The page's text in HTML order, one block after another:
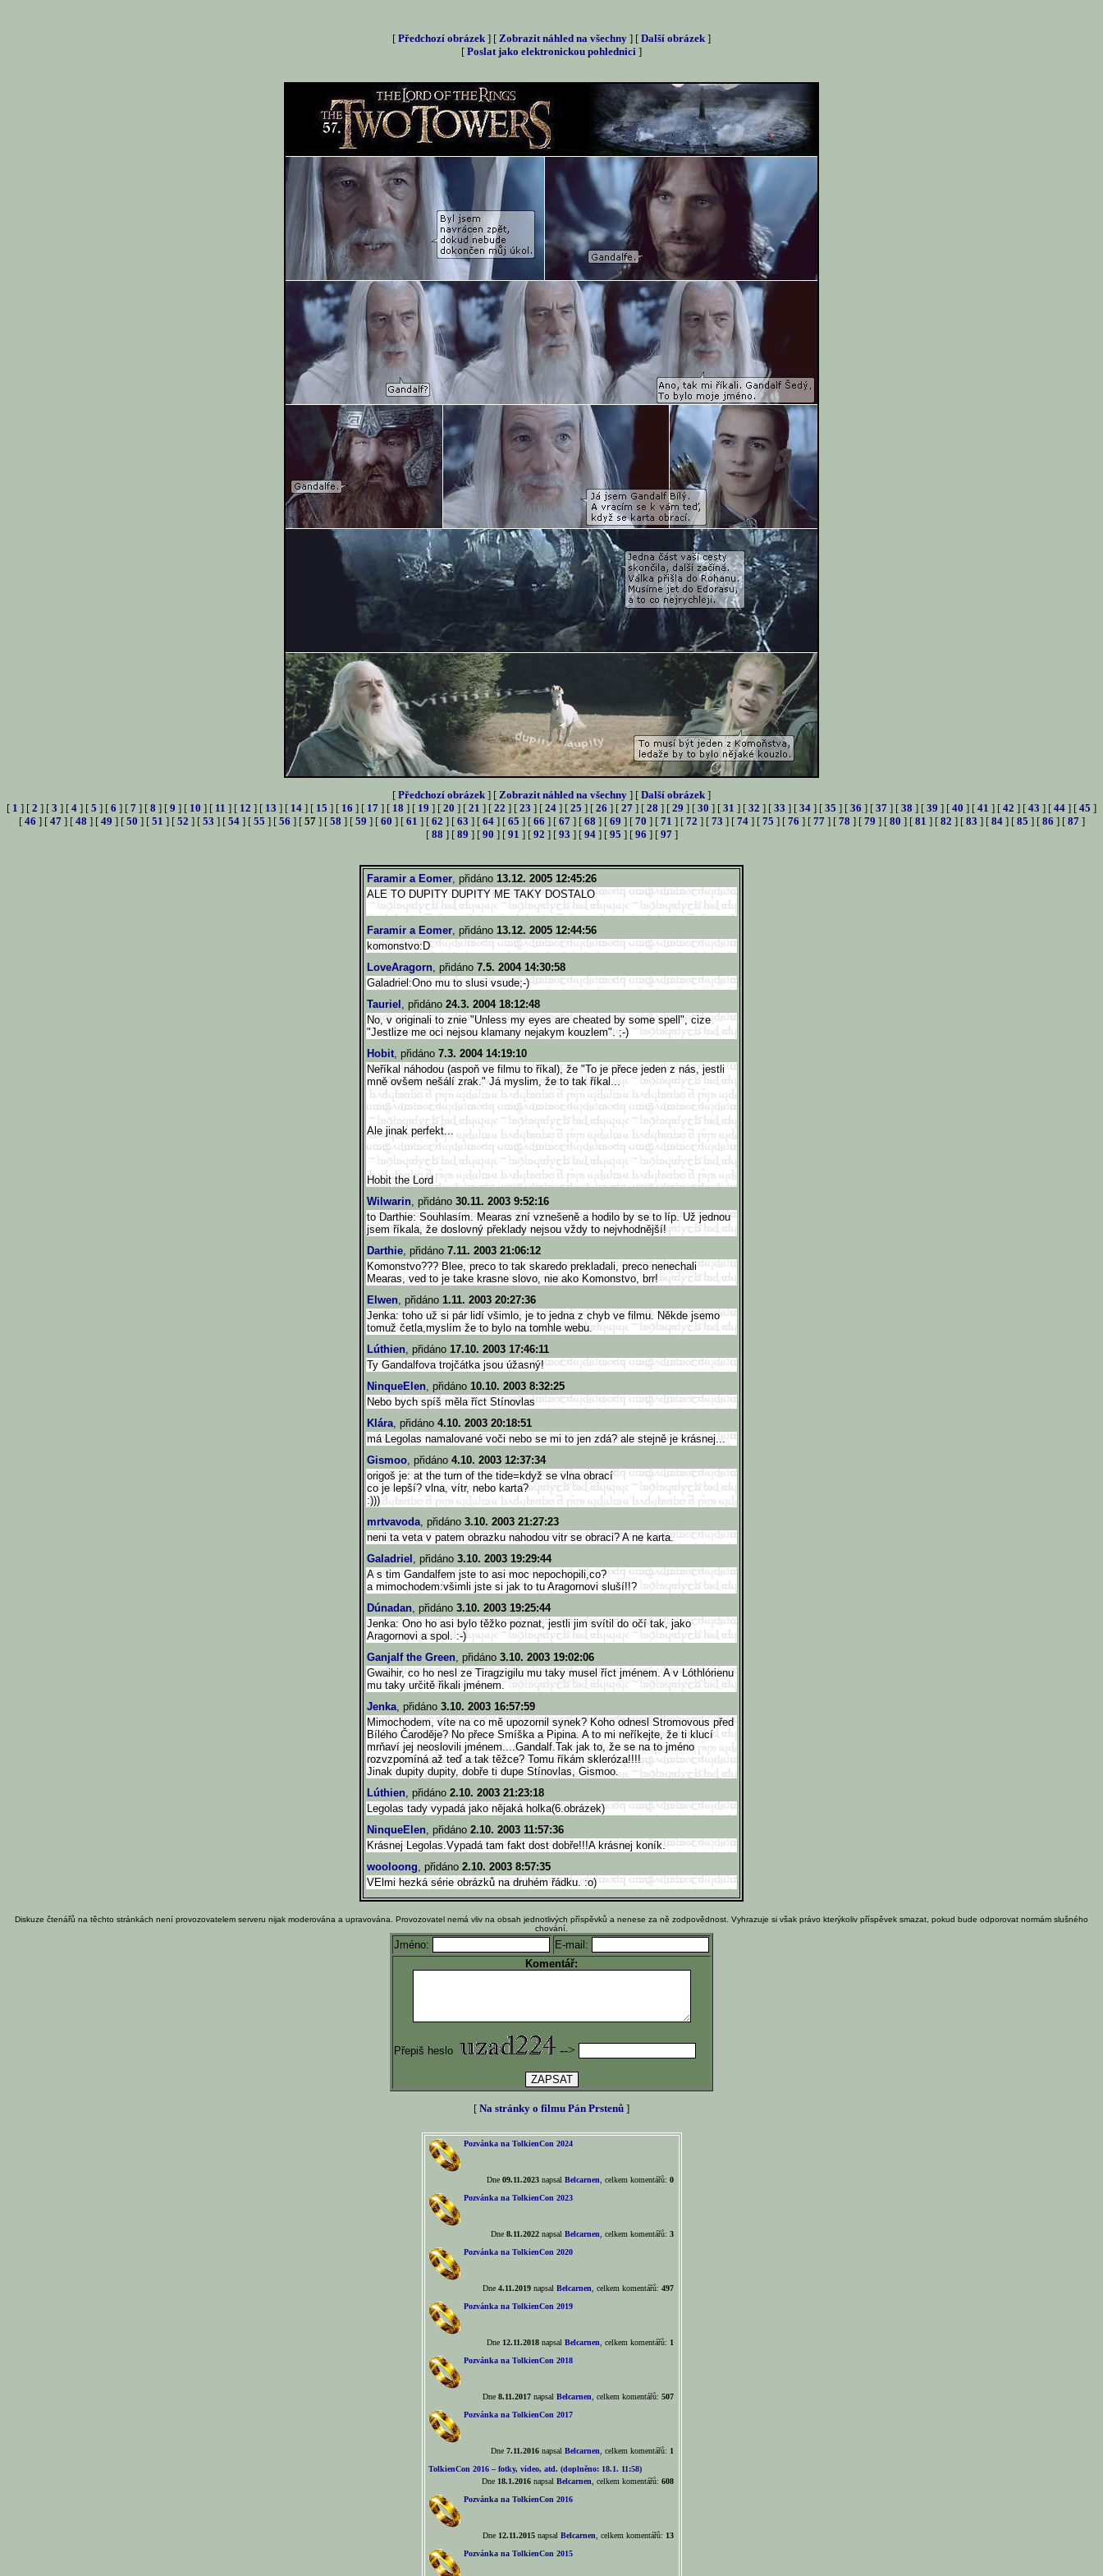
[ Předchozí obrázek ] [ Zobrazit náhled na všechny ] [ Další obrázek ]
[ Poslat jako elektronickou pohlednici ]
[ Předchozí obrázek ] [ Zobrazit náhled na všechny ] [ Další obrázek ]
[ 1 ] [ 2 ] [ 3 ] [ 4 ] [ 5 ] [ 6 ] [ 7 ] [ 8 ] [ 9 ] [ 10 ] [ 11 ] [ 12 ] [ 13 ] [ 14 ] [ 15 ] [ 16 ] [ 17 ] [ 18 ] [ 19 ] [ 20 ] [ 21 ] [ 22 ] [ 23 ] [ 24 ] [ 25 ] [ 26 ] [ 27 ] [ 28 ] [ 29 ] [ 30 ] [ 31 ] [ 32 ] [ 33 ] [ 34 ] [ 35 ] [ 36 ] [ 37 ] [ 38 ] [ 39 ] [ 40 ] [ 41 ] [ 42 ] [ 43 ] [ 44 ] [ 45 ]
[ 46 ] [ 47] [ 48 ] [ 49 ] [ 50 ] [ 51 ] [ 52 ] [ 53 ] [ 54] [ 55 ] [ 56 ] [ 57] [ 58 ] [ 59 ] [ 60 ] [ 61 ] [ 62 ] [ 63 ] [ 64] [ 65 ] [ 66 ] [ 67] [ 68 ] [ 69 ] [ 70 ] [ 71 ] [ 72 ] [ 73 ] [ 74] [ 75 ] [ 76 ] [ 77] [ 78 ] [ 79 ] [ 80 ] [ 81 ] [ 82 ] [ 83 ] [ 84] [ 85 ] [ 86 ] [ 87]
[ 88 ] [ 89 ] [ 90 ] [ 91 ] [ 92 ] [ 93 ] [ 94] [ 95 ] [ 96 ] [ 97]
Faramir a Eomer, přidáno 13.12. 2005 12:45:26
ALE TO DUPITY DUPITY ME TAKY DOSTALO
Faramir a Eomer, přidáno 13.12. 2005 12:44:56
komonstvo:D
LoveAragorn, přidáno 7.5. 2004 14:30:58
Galadriel:Ono mu to slusi vsude;-)
Tauriel , přidáno 24.3. 2004 18:12:48
No, v originali to znie "Unless my eyes are cheated by some spell", cize
"Jestlize me oci nejsou klamany nejakym kouzlem". ;-)
Hobit, přidáno 7.3. 2004 14:19:10
Neříkal náhodou (aspoň ve filmu to říkal), že "To je přece jeden z nás, jestli
mně ovšem nešálí zrak." Já myslim, že to tak říkal...
Ale jinak perfekt...
Hobit the Lord
Wilwarin, přidáno 30.11. 2003 9:52:16
to Darthie: Souhlasím. Mearas zní vznešeně a hodilo by se to líp. Už jednou
jsem říkala, že doslovný překlady nejsou vždy to nejvhodnější!
Darthie, přidáno 7.11. 2003 21:06:12
Komonstvo??? Blee, preco to tak skaredo prekladali, preco nenechali
Mearas, ved to je take krasne slovo, nie ako Komonstvo, brr!
Elwen, přidáno 1.11. 2003 20:27:36
Jenka: toho už si pár lidí všimlo, je to jedna z chyb ve filmu. Někde jsemo
tomuž četla,myslím že to bylo na tomhle webu.
Lúthien, přidáno 17.10. 2003 17:46:11
Ty Gandalfova trojčátka jsou úžasný!
NinqueElen, přidáno 10.10. 2003 8:32:25
Nebo bych spíš měla říct Stínovlas
Klára, přidáno 4.10. 2003 20:18:51
má Legolas namalované voči nebo se mi to jen zdá? ale stejně je krásnej...
Gismoo, přidáno 4.10. 2003 12:37:34
origoš je: at the turn of the tide=když se vlna obrací
co je lepší? vlna, vítr, nebo karta?
:)))
mrtvavoda, přidáno 3.10. 2003 21:27:23
neni ta veta v patem obrazku nahodou vitr se obraci? A ne karta.
Galadriel , přidáno 3.10. 2003 19:29:44
A s tim Gandalfem jste to asi moc nepochopili,co?
a mimochodem:všimli jste si jak to tu Aragornovi sluší!!?
Dúnadan, přidáno 3.10. 2003 19:25:44
Jenka: Ono ho asi bylo těžko poznat, jestli jim svítil do očí tak, jako
Aragornovi a spol. :-)
Ganjalf the Green, přidáno 3.10. 2003 19:02:06
Gwaihir, co ho nesl ze Tiragzigilu mu taky musel říct jménem. A v Lóthlórienu
mu taky určitě řikali jménem.
Jenka, přidáno 3.10. 2003 16:57:59
Mimochodem, víte na co mě upozornil synek? Koho odnesl Stromovous před
Bílého Čaroděje? No přece Smíška a Pipina. A to mi neříkejte, že ti klucí
mrňaví jej neoslovili jménem....Gandalf.Tak jak to, že se na to jméno
rozvzpomíná až teď a tak těžce? Tomu říkám skleróza!!!!
Jinak dupity dupity, dobře ti dupe Stínovlas, Gismoo.
Lúthien, přidáno 2.10. 2003 21:23:18
Legolas tady vypadá jako nějaká holka(6.obrázek)
NinqueElen, přidáno 2.10. 2003 11:57:36
Krásnej Legolas.Vypadá tam fakt dost dobře!!!A krásnej koník.
wooloong, přidáno 2.10. 2003 8:57:35
VElmi hezká série obrázků na druhém řádku. :o)
Diskuze čtenářů na těchto stránkách není provozovatelem serveru nijak moderována a upravována. Provozovatel nemá vliv na obsah jednotlivých příspěvků a nenese za ně zodpovědnost. Vyhrazuje si však právo kterýkoliv příspěvek smazat, pokud bude odporovat normám slušného
chování.
Jméno:
E-mail:
Komentář:
Přepiš heslo -->
[ Na stránky o filmu Pán Prstenů ]
Pozvánka na TolkienCon 2024
Dne 09.11.2023napsal Belcarnen , celkem komentářů: 0
Pozvánka na TolkienCon 2023
Dne 8.11.2022napsal Belcarnen , celkem komentářů: 3
Pozvánka na TolkienCon 2020
Dne 4.11.2019napsal Belcarnen , celkem komentářů: 497
Pozvánka na TolkienCon 2019
Dne 12.11.2018napsal Belcarnen , celkem komentářů: 1
Pozvánka na TolkienCon 2018
Dne 8.11.2017napsal Belcarnen , celkem komentářů: 507
Pozvánka na TolkienCon 2017
Dne 7.11.2016napsal Belcarnen , celkem komentářů: 1
TolkienCon 2016 – fotky, video, atd. (doplněno: 18.1. 11:58)
Dne 18.1.2016napsal Belcarnen , celkem komentářů: 608
Pozvánka na TolkienCon 2016
Dne 12.11.2015napsal Belcarnen , celkem komentářů: 13
Pozvánka na TolkienCon 2015